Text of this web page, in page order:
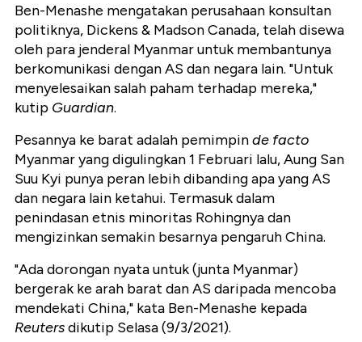
Ben-Menashe mengatakan perusahaan konsultan
politiknya, Dickens & Madson Canada, telah disewa
oleh para jenderal Myanmar untuk membantunya
berkomunikasi dengan AS dan negara lain. "Untuk
menyelesaikan salah paham terhadap mereka,"
kutip Guardian.
Pesannya ke barat adalah pemimpinde facto
Myanmar yang digulingkan 1 Februari lalu, Aung San
Suu Kyi punya peran lebih dibanding apa yang AS
dan negara lain ketahui. Termasuk dalam
penindasan etnis minoritas Rohingnya dan
mengizinkan semakin besarnya pengaruh China.
"Ada dorongan nyata untuk (junta Myanmar)
bergerak ke arah barat dan AS daripada mencoba
mendekati China," kata Ben-Menashe kepada
Reutersdikutip Selasa (9/3/2021).